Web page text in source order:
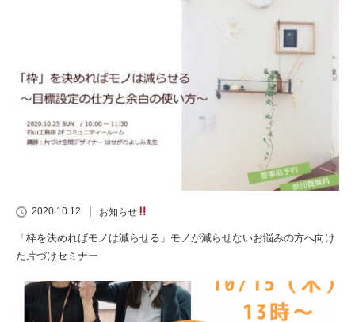
2020.10.12 お知らせ
「枠を決めればモノは減らせる」モノが減らせないお悩みの方へ向け
た片づけセミナー